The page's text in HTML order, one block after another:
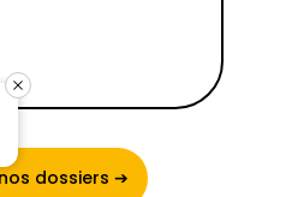
dossiers ➔